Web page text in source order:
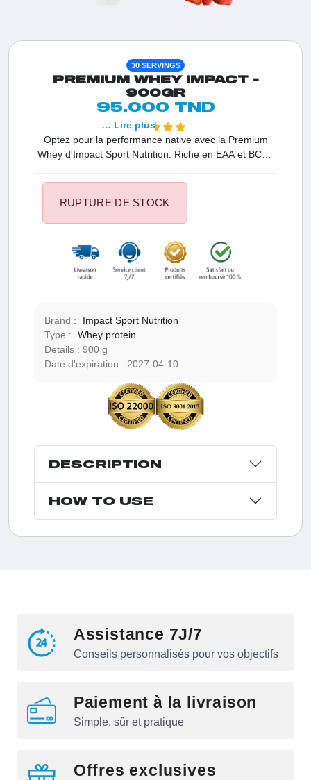
30 SERVINGS
PREMIUM WHEY IMPACT -
900GR
95.000 TND
Optez pour la performance native avec la Premium
Whey d'Impact Sport Nutrition. Riche en EAA et BCAA
immédiate et une croissance musculaire durable. Sa
digestibilité optimale en fait l'alliée parfaite pour vos
… Lire plus
RUPTURE DE STOCK
Brand :
Impact Sport Nutrition
Type :
Whey protein
Details :
900 g
Date d'expiration : 2027-04-10
DESCRIPTION
HOW TO USE
Assistance 7J/7
Conseils personnalisés pour vos objectifs
Paiement à la livraison
Simple, sûr et pratique
Offres exclusives